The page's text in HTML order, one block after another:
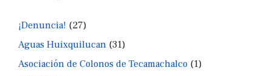
¡Denuncia! (27)
Aguas Huixquilucan (31)
Asociación de Colonos de Tecamachalco (1)